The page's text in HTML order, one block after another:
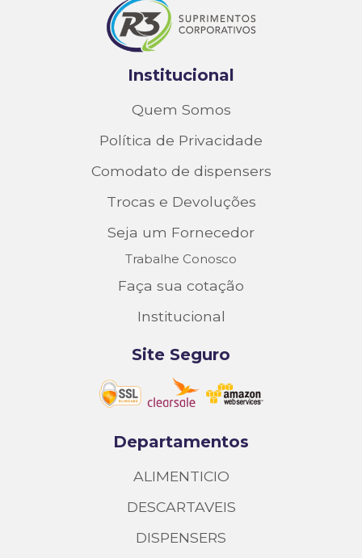
Institucional
Quem Somos
Política de Privacidade
Comodato de dispensers
Trocas e Devoluções
Seja um Fornecedor
Trabalhe Conosco
Faça sua cotação
Institucional
Site Seguro
Departamentos
ALIMENTICIO
DESCARTAVEIS
DISPENSERS